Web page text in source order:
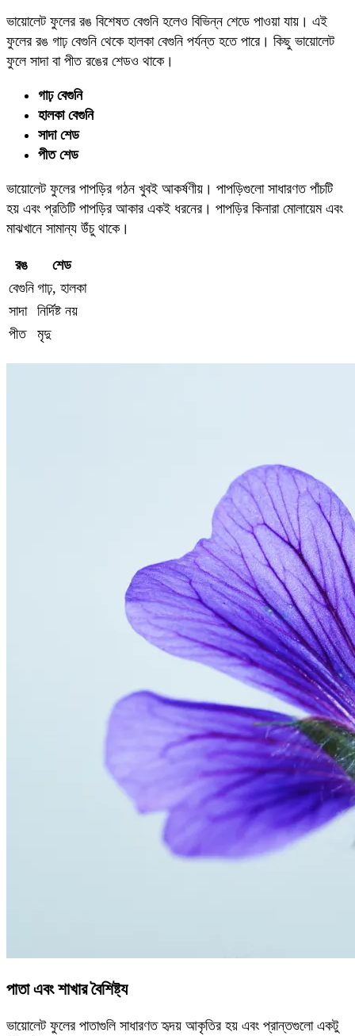
ভায়োলেট ফুলের রঙ বিশেষত বেগুনি হলেও বিভিন্ন শেডে পাওয়া যায়। এই
ফুলের রঙ গাঢ় বেগুনি থেকে হালকা বেগুনি পর্যন্ত হতে পারে। কিছু ভায়োলেট
ফুলে সাদা বা পীত রঙের শেডও থাকে।
গাঢ় বেগুনি
হালকা বেগুনি
সাদা শেড
পীত শেড
ভায়োলেট ফুলের পাপড়ির গঠন খুবই আকর্ষণীয়। পাপড়িগুলো সাধারণত পাঁচটি
হয় এবং প্রতিটি পাপড়ির আকার একই ধরনের। পাপড়ির কিনারা মোলায়েম এবং
মাঝখানে সামান্য উঁচু থাকে।
রঙ
শেড
বেগুনি গাঢ়, হালকা
সাদা
নির্দিষ্ট নয়
পীত
মৃদু
পাতা এবং শাখার বৈশিষ্ট্য
ভায়োলেট ফুলের পাতাগুলি সাধারণত হৃদয় আকৃতির হয় এবং প্রান্তগুলো একটু